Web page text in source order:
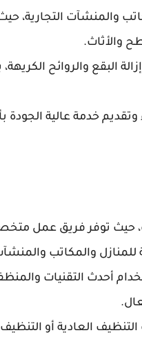
والمنشآت
والأثاث.
البقع والروائح
وتقديم خدمة عالية
حيث توفر فريق عمل
والمكاتب
أحدث التقنيات
التنظيف العادية أو